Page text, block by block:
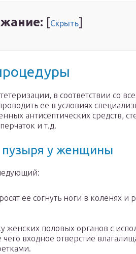
[Скрыть]
в соответствии со
ее в условиях
антисептических средств,
и т.д.
пузыря у женщины
ее согнуть ноги в коленях и
женских половых органов с
чего входное отверстие